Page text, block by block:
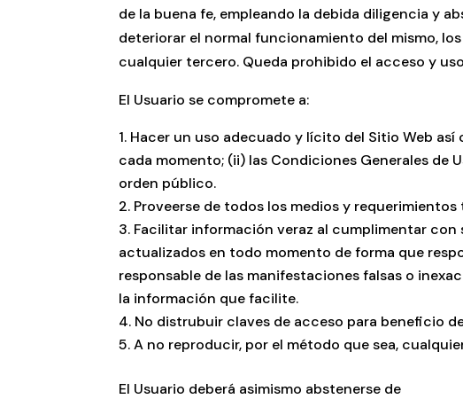
de la buena fe, empleando la debida diligencia y
deteriorar el normal funcionamiento del mismo,
cualquier tercero. Queda prohibido el acceso y
El Usuario se compromete a:
Hacer un uso adecuado y lícito del Sitio Web
cada momento; (ii) las Condiciones Generales de
orden público.
Proveerse de todos los medios y
Facilitar información veraz al cumplimentar
actualizados en todo momento de forma que
responsable de las manifestaciones falsas o
la información que facilite.
No distrubuir claves de acceso para beneficio
A no reproducir, por el método que sea,
El Usuario deberá asimismo abstenerse de